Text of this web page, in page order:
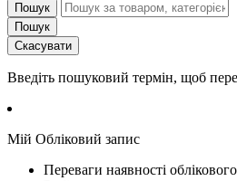
Пошук
Пошук
Скасувати
Введіть пошуковий термін, щоб
Мій Обліковий запис
Переваги наявності